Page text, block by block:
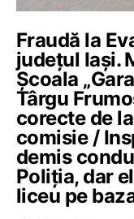
Fraudă la
județul Iași.
Școala
Târgu
corecte de
comisie /
demis
Poliția, dar
liceu pe